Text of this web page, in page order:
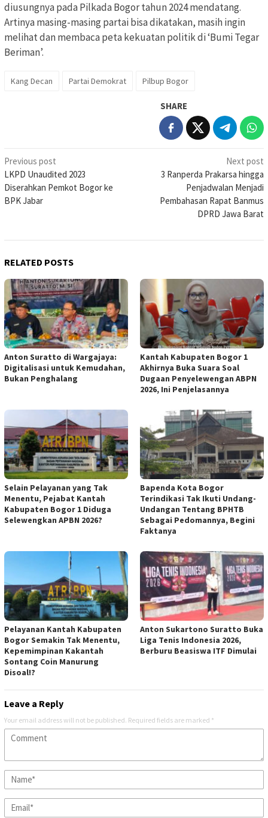
diusungnya pada Pilkada Bogor tahun 2024 mendatang.
Artinya masing-masing partai bisa dikatakan, masih ingin
melihat dan membaca peta kekuatan politik di ‘Bumi Tegar
Beriman’.
Kang Decan Partai Demokrat Pilbup Bogor
SHARE
Post
navigation
Previous post
LKPD Unaudited 2023
Diserahkan Pemkot Bogor ke
BPK Jabar
Next post
3 Ranperda Prakarsa hingga
Penjadwalan Menjadi
Pembahasan Rapat Banmus
DPRD Jawa Barat
RELATED POSTS
Anton Suratto di Wargajaya:
Digitalisasi untuk Kemudahan,
Bukan Penghalang
Kantah Kabupaten Bogor 1
Akhirnya Buka Suara Soal
Dugaan Penyelewengan ABPN
2026, Ini Penjelasannya
Selain Pelayanan yang Tak
Menentu, Pejabat Kantah
Kabupaten Bogor 1 Diduga
Selewengkan APBN 2026?
Bapenda Kota Bogor
Terindikasi Tak Ikuti Undang-
Undangan Tentang BPHTB
Sebagai Pedomannya, Begini
Faktanya
Pelayanan Kantah Kabupaten
Bogor Semakin Tak Menentu,
Kepemimpinan Kakantah
Sontang Coin Manurung
Disoal!?
Anton Sukartono Suratto Buka
Liga Tenis Indonesia 2026,
Berburu Beasiswa ITF Dimulai
Leave a Reply
Your email address will not be published. Required fields are marked *